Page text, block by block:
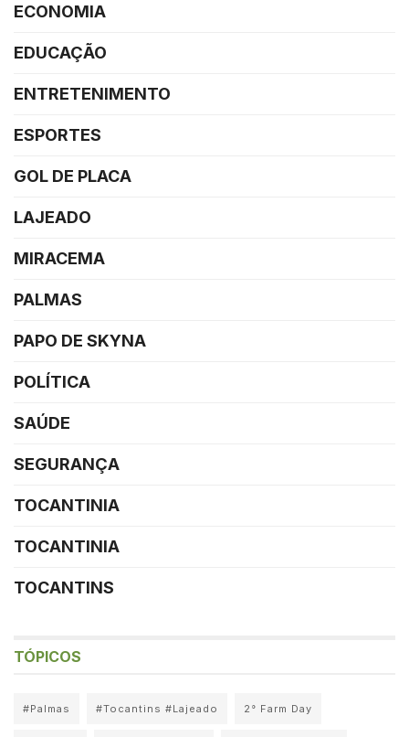
ECONOMIA
EDUCAÇÃO
ENTRETENIMENTO
ESPORTES
GOL DE PLACA
LAJEADO
MIRACEMA
PALMAS
PAPO DE SKYNA
POLÍTICA
SAÚDE
SEGURANÇA
TOCANTINIA
TOCANTINIA
TOCANTINS
TÓPICOS
#Palmas #Tocantins #Lajeado 2° Farm Day